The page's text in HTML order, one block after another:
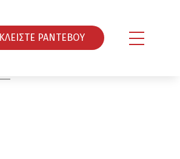
ΚΛΕΙΣΤΕ ΡΑΝΤΕΒΟY